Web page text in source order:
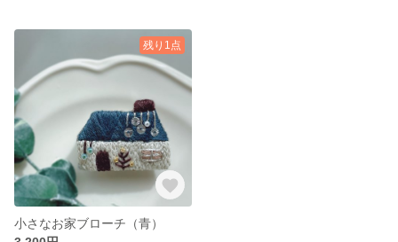
残り1点
小さなお家ブローチ（青）